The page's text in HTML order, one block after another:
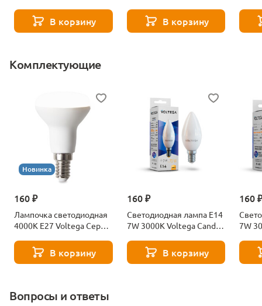
В корзину В корзину
Комплектующие
Новинка
160 ₽
Лампочка светодиодная
4000К Е27 Voltega Серия
В корзину
160 ₽
Светодиодная лампа E14
7W 3000K Voltega Candle
В корзину
160
7W
Вопросы и ответы